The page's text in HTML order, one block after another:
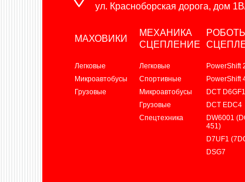
ул. Красноборская дорога, дом
МАХОВИКИ
Легковые
Микроавтобусы
Грузовые
МЕХАНИКА
СЦЕПЛЕНИЕ
Легковые
Спортивные
Микроавтобусы
Грузовые
Спецтехника
РОБОТЫ
PowerShift
PowerShift
DCT D6GF1
DCT EDC4
DW6001
451)
D7UF1
DSG7